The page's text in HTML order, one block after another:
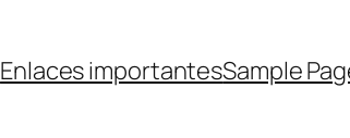
Enlaces importantesSample